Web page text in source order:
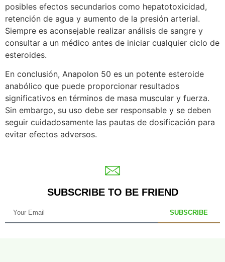
posibles efectos secundarios como hepatotoxicidad,
retención de agua y aumento de la presión arterial.
Siempre es aconsejable realizar análisis de sangre y
consultar a un médico antes de iniciar cualquier ciclo de
esteroides.
En conclusión, Anapolon 50 es un potente esteroide
anabólico que puede proporcionar resultados
significativos en términos de masa muscular y fuerza.
Sin embargo, su uso debe ser responsable y se deben
seguir cuidadosamente las pautas de dosificación para
evitar efectos adversos.
SUBSCRIBE TO BE FRIEND
SUBSCRIBE